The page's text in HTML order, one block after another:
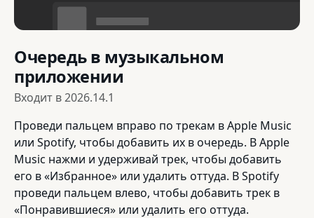
Очередь в музыкальном
приложении
Входит в2026.14.1
Проведи пальцем вправо по трекам в Apple Music
или Spotify, чтобы добавить их в очередь. В Apple
Music нажми и удерживай трек, чтобы добавить
его в «Избранное» или удалить оттуда. В Spotify
проведи пальцем влево, чтобы добавить трек в
«Понравившиеся» или удалить его оттуда.